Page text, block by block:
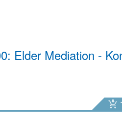
Elder Mediation -